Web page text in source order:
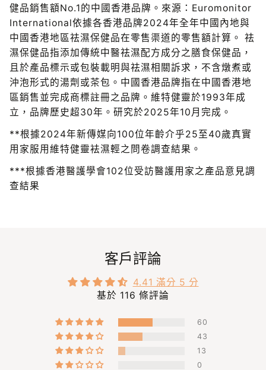
健品銷售額No.1的中國香港品牌。來源：Euromonitor
International依據各香港品牌2024年全年中國內地與
中國香港地區祛濕保健品在零售渠道的零售額計算。 祛
濕保健品指添加傳統中醫祛濕配方成分之膳食保健品，
且於產品標示或包裝載明與祛濕相關訴求，不含燉煮或
沖泡形式的湯劑或茶包。中國香港品牌指在中國香港地
區銷售並完成商標註冊之品牌。維特健靈於1993年成
立，品牌歷史超30年。研究於2025年10月完成。
**根據2024年新傳媒向100位年齡介乎25至40歲真實
用家服用維特健靈袪濕輕之問卷調查結果。
***根據香港醫護學會102位受訪醫護用家之產品意見調
查結果
客戶評論
4.41 滿分 5 分
基於 116 條評論
60
43
13
0